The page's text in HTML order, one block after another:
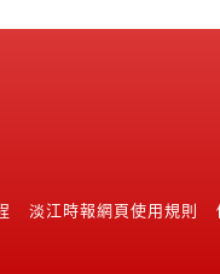
淡江時報網頁使用規則